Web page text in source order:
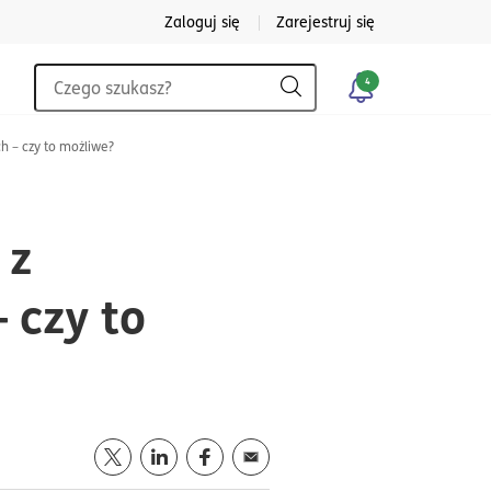
Zaloguj się Zarejestruj się
Wyszukiwarka
Szukaj
4
– czy to możliwe?
czy to
Opublikuj artykuł na portalu
Opublikuj artykuł na portalu
Opublikuj artykuł na portalu
Wyślij przez